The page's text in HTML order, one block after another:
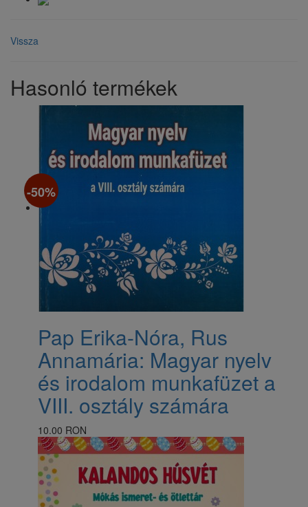
Vissza
Hasonló termékek
​Pap Erika-Nóra, Rus
Annamária: Magyar nyelv
és irodalom munkafüzet a
VIII. osztály számára
10.00 RON
-50%